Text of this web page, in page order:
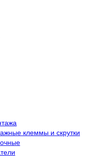
клеммы и скрутки